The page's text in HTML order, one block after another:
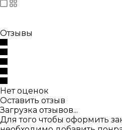
Отзывы
Нет оценок
Оставить отзыв
Загрузка отзывов...
Для того чтобы оформить